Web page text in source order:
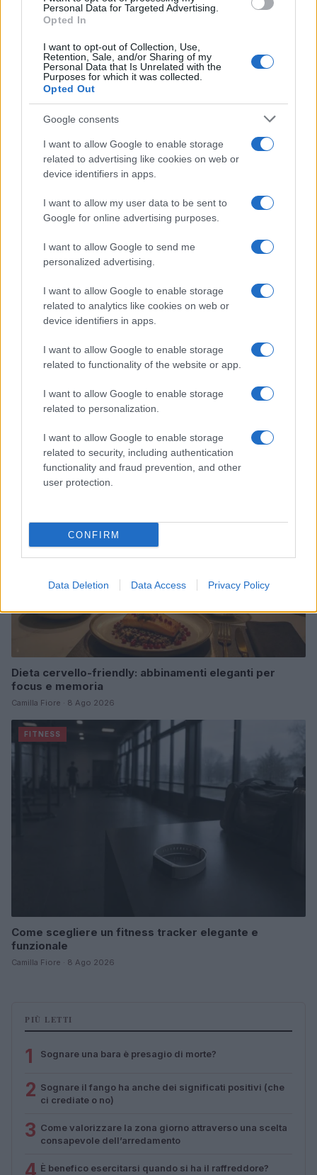
Personal Data for Targeted Advertising.
Opted In
I want to opt-out of Collection, Use,
Retention, Sale, and/or Sharing of my
Personal Data that Is Unrelated with the
Purposes for which it was collected.
Opted Out
Google consents
I want to allow Google to enable storage
related to advertising like cookies on web or
device identifiers in apps.
I want to allow my user data to be sent to
Google for online advertising purposes.
I want to allow Google to send me
personalized advertising.
I want to allow Google to enable storage
related to analytics like cookies on web or
device identifiers in apps.
I want to allow Google to enable storage
related to functionality of the website or app.
I want to allow Google to enable storage
related to personalization.
I want to allow Google to enable storage
related to security, including authentication
functionality and fraud prevention, and other
user protection.
CONFIRM
Data Deletion Data Access Privacy Policy
Continua a leggere
BELLEZZA
Italian manicure: la tecnica di manicure che slancia le
Camilla Fiore · 8 Ago 2026
ALIMENTAZIONE
Dieta cervello-friendly: abbinamenti eleganti per
focus e memoria
Camilla Fiore · 8 Ago 2026
FITNESS
Come scegliere un fitness tracker elegante e
funzionale
Camilla Fiore · 8 Ago 2026
PIÙ LETTI
1 Sognare una bara è presagio di morte?
2 Sognare il fango ha anche dei significati positivi (che
ci crediate o no)
3 Come valorizzare la zona giorno attraverso una scelta
consapevole dell’arredamento
4 È benefico esercitarsi quando si ha il raffreddore?